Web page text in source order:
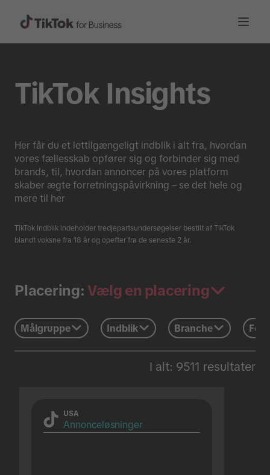
TikTok Insights
Her får du et lettilgængeligt indblik i alt fra, hvordan
vores fællesskab opfører sig og forbinder sig med
brands, til, hvordan annoncer på vores platform
skaber ægte forretningspåvirkning – se det hele og
mere til her
TikTok Indblik indeholder tredjepartsundersøgelser bestilt af TikTok
blandt voksne fra 18 år og opefter fra de seneste 2 år.
Placering: Vælg en placering
Målgruppe Indblik Branche
I alt: 9511 resultater
USA
Annonceløsninger